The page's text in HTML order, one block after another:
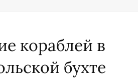
кораблей в
бухте